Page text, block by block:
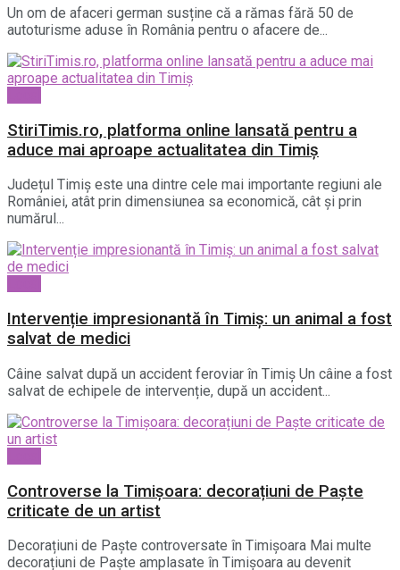
Un om de afaceri german susține că a rămas fără 50 de
autoturisme aduse în România pentru o afacere de...
StiriTimis.ro, platforma online lansată pentru a
aduce mai aproape actualitatea din Timiș
Județul Timiș este una dintre cele mai importante regiuni ale
României, atât prin dimensiunea sa economică, cât și prin
numărul...
Intervenție impresionantă în Timiș: un animal a fost
salvat de medici
Câine salvat după un accident feroviar în Timiș Un câine a fost
salvat de echipele de intervenție, după un accident...
Controverse la Timișoara: decorațiuni de Paște
criticate de un artist
Decorațiuni de Paște controversate în Timișoara Mai multe
decorațiuni de Paște amplasate în Timișoara au devenit